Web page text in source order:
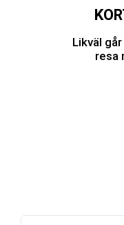
Likväl
resa